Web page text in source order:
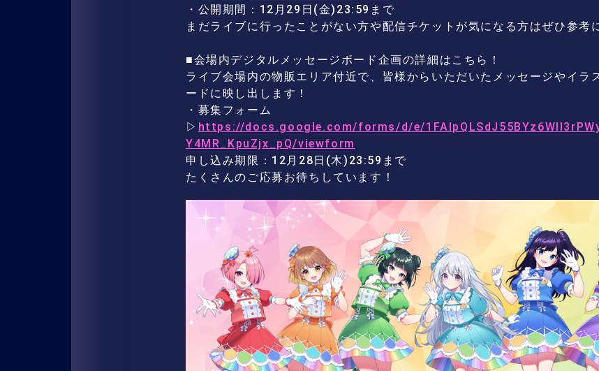
・公開期間：12月29日(金)23:59まで
まだライブに行ったことがない方や配信チケットが気になる方はぜひ参考
■会場内デジタルメッセージボード企画の詳細はこちら！
ライブ会場内の物販エリア付近で、皆様からいただいたメッセージやイラ
ードに映し出します！
・募集フォーム
▷ https://docs.google.com/forms/d/e/
Y4MR_KpuZjx_pQ/viewform
申し込み期限：12月28日(木)23:59まで
たくさんのご応募お待ちしています！